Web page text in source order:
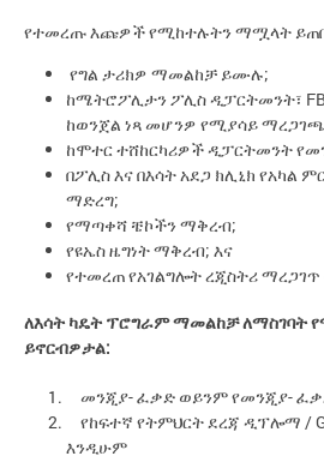
የተመረጡ እጩዎች የሚከተሉትን ማሟላት
የግል ታሪክዎ ማመልከቻ ይሙሉ;
ከሜትሮፖሊታን ፖሊስ ዲፓርትመንት፣
ከወንጀል ነጻ መሆንዎ የሚያሳይ
ከሞተር ተሸከርካሪዎች ዲፓርትመንት
በፖሊስ እና በእሳት አደጋ ክሊኒክ የአካል
ማድረግ;
የማጣቀሻ ቼኮችን ማቅረብ;
የዩኤስ ዜግነት ማቅረብ; እና
የተመረጠ የአገልግሎት ረጂስትሪ
ለእሳት ካዴት ፕሮግራም ማመልከቻ ለማስገባት
ይኖርብዎታል:
መንጂያ- ፈቃድ ወይንም የመንጂያ-
የከፍተኛ የትምህርት ደረጃ ዲፕሎማ /
እንዲሁም